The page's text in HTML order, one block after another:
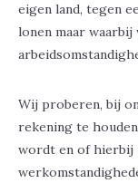
eigen land, tegen
lonen maar
Wij proberen, bij
rekening te
wordt en of hierbij